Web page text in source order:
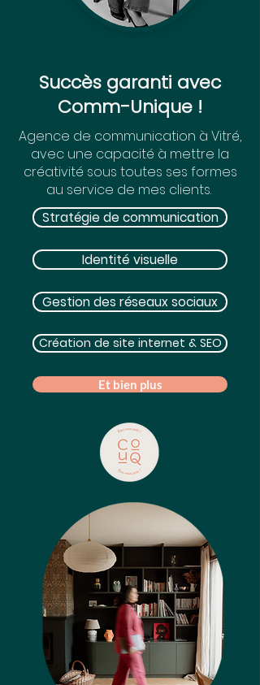
Succès garanti avec
Comm-Unique !
Agence de communication à Vitré,
avec une capacité à mettre la
créativité sous toutes ses formes
au service de mes clients.
Stratégie de communication
Identité visuelle
Gestion des réseaux sociaux
Création de site internet & SEO
Et bien plus